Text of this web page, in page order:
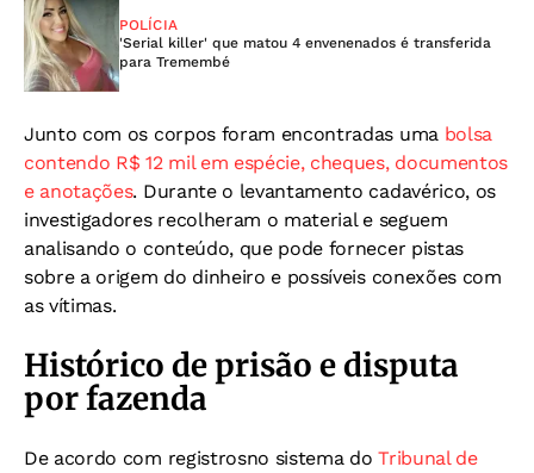
POLÍCIA
'Serial killer' que matou 4 envenenados é transferida
para Tremembé
Junto com os corpos foram encontradas uma bolsa
contendo R$ 12 mil em espécie, cheques, documentos
e anotações. Durante o levantamento cadavérico, os
investigadores recolheram o material e seguem
analisando o conteúdo, que pode fornecer pistas
sobre a origem do dinheiro e possíveis conexões com
as vítimas.
Histórico de prisão e disputa
por fazenda
De acordo com registrosno sistema doTribunal de